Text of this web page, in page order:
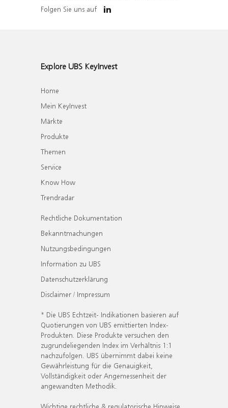
Folgen Sie uns auf
Explore UBS KeyInvest
Home
Mein KeyInvest
Märkte
Produkte
Themen
Service
Know How
Trendradar
Rechtliche Dokumentation
Bekanntmachungen
Nutzungsbedingungen
Information zu UBS
Datenschutzerklärung
Disclaimer / Impressum
* Die UBS Echtzeit- Indikationen basieren auf
Quotierungen von UBS emittierten Index-
Produkten. Diese Produkte versuchen den
zugrundeliegenden Index im Verhältnis 1:1
nachzufolgen. UBS übernimmt dabei keine
Gewährleistung für die Genauigkeit,
Vollständigkeit oder Angemessenheit der
angewandten Methodik.